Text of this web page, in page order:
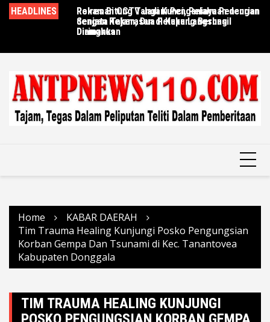
SkipHEADLINES
Rekaman CCTV Jadi Kunci, Pelaku Pencurian
dengan Kekerasan di Kupang Berhasil
Diringkus
Polres Bitung Tangani Penganiayaan dengan
Senjata Tajam, Dua Pelaku Langsung
Diamankan
Home
KABAR DAERAH
Tim Trauma Healing Kunjungi Posko Pengungsian
Korban Gempa Dan Tsunami di Kec. Tanantovea
Kabupaten Donggala
TIM TRAUMA HEALING KUNJUNGI